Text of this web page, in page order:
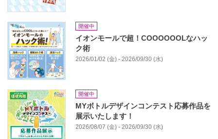
開催中
イオンモールで超！COOOOOOLなハッ
ク術
2026/01/02 (金) - 2026/09/30 (水)
開催中
MYボトルデザインコンテスト応募作品を
展⽰いたします！
2026/08/07 (金) - 2026/09/30 (水)